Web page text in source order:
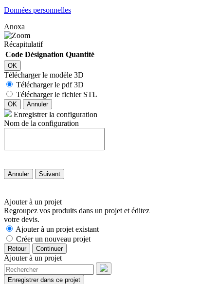
Données personnelles
Anoxa
Récapitulatif
Code Désignation Quantité
OK
Télécharger le modèle 3D
Télécharger le pdf 3D
Télécharger le fichier STL
OK Annuler
Enregistrer la configuration
Nom de la configuration
Annuler Suivant
Ajouter à un projet
Regroupez vos produits dans un projet et éditez
votre devis.
Ajouter à un projet existant
Créer un nouveau projet
Retour Continuer
Ajouter à un projet
Enregistrer dans ce projet